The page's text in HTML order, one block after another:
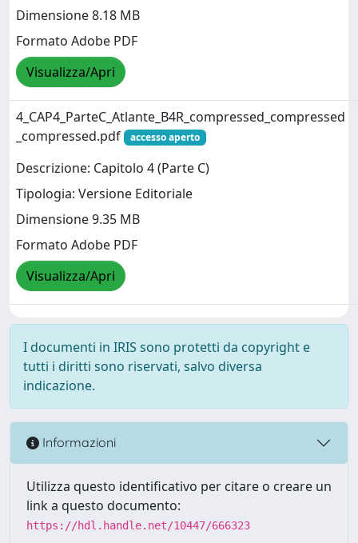
Dimensione 8.18 MB
Formato Adobe PDF
Visualizza/Apri
4_CAP4_ParteC_Atlante_B4R_compressed_compressed
_compressed.pdf
accesso aperto
Descrizione: Capitolo 4 (Parte C)
Tipologia: Versione Editoriale
Dimensione 9.35 MB
Formato Adobe PDF
Visualizza/Apri
I documenti in IRIS sono protetti da copyright e
tutti i diritti sono riservati, salvo diversa
indicazione.
Informazioni
Utilizza questo identificativo per citare o creare un
link a questo documento:
https://hdl.handle.net/10447/666323